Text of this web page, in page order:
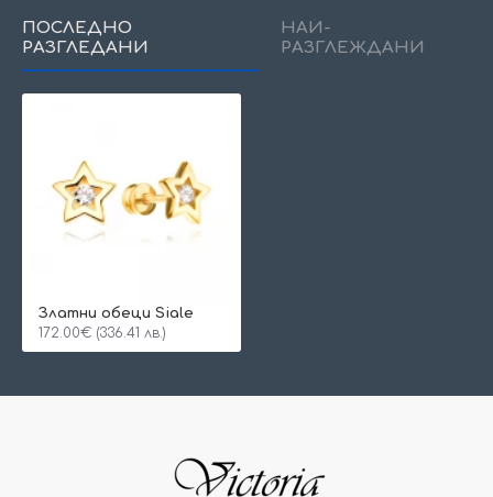
ПОСЛЕДНО
РАЗГЛЕДАНИ
НАЙ-
РАЗГЛЕЖДАНИ
Златни обеци Siale
172.00€ (336.41 лв.)